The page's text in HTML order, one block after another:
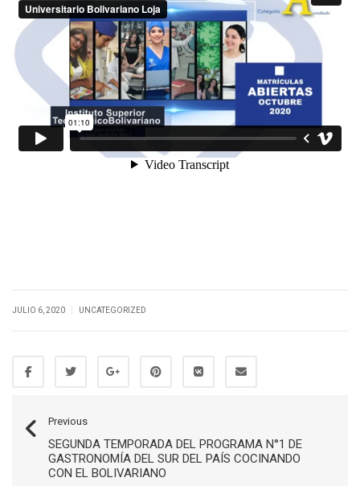
JULIO 6, 2020 UNCATEGORIZED
Previous
SEGUNDA TEMPORADA DEL PROGRAMA N°1 DE
GASTRONOMÍA DEL SUR DEL PAÍS COCINANDO
CON EL BOLIVARIANO